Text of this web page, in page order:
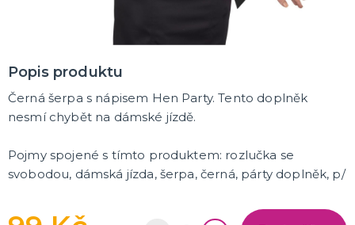
ROZLUČKA SE SVOBODOU
Šerpy na rozlučku se svobodou
Girlandy na loučení se svobodou
Popis produktu
Černá šerpa s nápisem Hen Party. Tento doplněk
nesmí chybět na dámské jízdě.
Pojmy spojené s tímto produktem: rozlučka se
svobodou, dámská jízda, šerpa, černá, párty doplněk, p/